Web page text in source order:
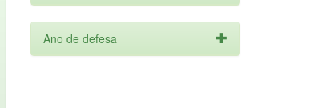
Ano de defesa